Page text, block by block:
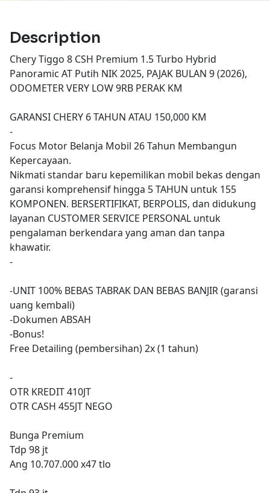
Description
Chery Tiggo 8 CSH Premium 1.5 Turbo Hybrid
Panoramic AT Putih NIK 2025, PAJAK BULAN 9 (2026),
ODOMETER VERY LOW 9RB PERAK KM
GARANSI CHERY 6 TAHUN ATAU 150,000 KM
-
Focus Motor Belanja Mobil 26 Tahun Membangun
Kepercayaan.
Nikmati standar baru kepemilikan mobil bekas dengan
garansi komprehensif hingga 5 TAHUN untuk 155
KOMPONEN. BERSERTIFIKAT, BERPOLIS, dan didukung
layanan CUSTOMER SERVICE PERSONAL untuk
pengalaman berkendara yang aman dan tanpa
khawatir.
-
-UNIT 100% BEBAS TABRAK DAN BEBAS BANJIR (garansi
uang kembali)
-Dokumen ABSAH
-Bonus!
Free Detailing (pembersihan) 2x (1 tahun)
-
OTR KREDIT 410JT
OTR CASH 455JT NEGO
Bunga Premium
Tdp 98 jt
Ang 10.707.000 x47 tlo